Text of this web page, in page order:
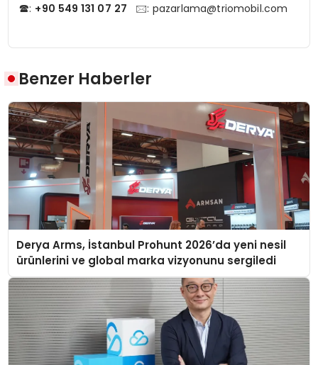
🕿: +90 549 131 07 27 🖂: pazarlama@triomobil.com
Benzer Haberler
Derya Arms, İstanbul Prohunt 2026’da yeni nesil
ürünlerini ve global marka vizyonunu sergiledi